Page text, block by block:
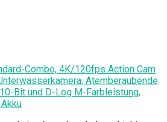
Combo, 4K/120fps Action Cam
Atemberaubende
Bit und D-Log M-Farbleistung,